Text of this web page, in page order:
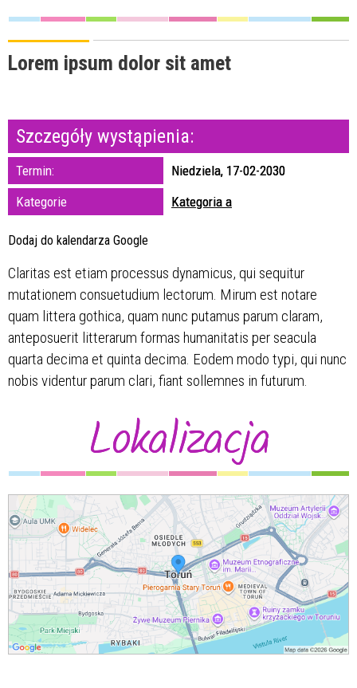
Trwające w
zakresie
Miejsce
Organizator
Lorem ipsum dolor sit amet
Szczegóły wystąpienia:
Termin:
Niedziela, 17-02-2030
Kategorie
Kategoria a
Dodaj do kalendarza Google
Claritas est etiam processus dynamicus, qui sequitur
mutationem consuetudium lectorum. Mirum est notare
quam littera gothica, quam nunc putamus parum claram,
anteposuerit litterarum formas humanitatis per seacula
quarta decima et quinta decima. Eodem modo typi, qui nunc
nobis videntur parum clari, fiant sollemnes in futurum.
Lokalizacja